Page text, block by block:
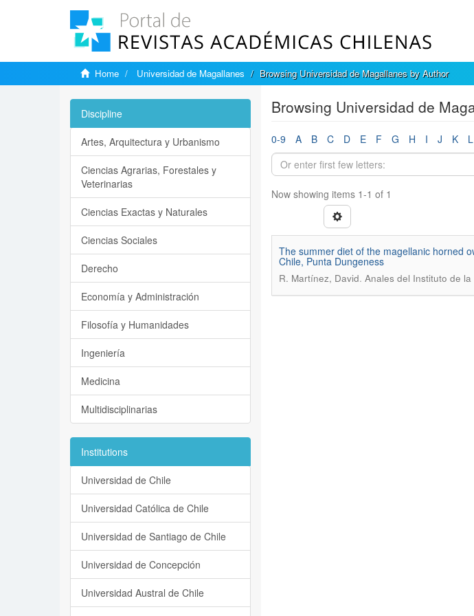
Home Universidad de Magallanes Browsing Universidad de Magallanes by Author
Browsing Universidad de
0-9 A B C D E F G H I J K L
Now showing items 1-1 of 1
The summer diet of the magellanic horned
Chile, Punta Dungeness
R. Martínez, David. Anales del Instituto de
Discipline
Artes, Arquitectura y Urbanismo
Ciencias Agrarias, Forestales y
Veterinarias
Ciencias Exactas y Naturales
Ciencias Sociales
Derecho
Economía y Administración
Filosofía y Humanidades
Ingeniería
Medicina
Multidisciplinarias
Institutions
Universidad de Chile
Universidad Católica de Chile
Universidad de Santiago de Chile
Universidad de Concepción
Universidad Austral de Chile